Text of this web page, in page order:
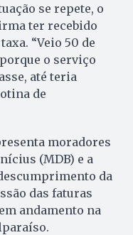
se repete, o
ter recebido
“Veio 50 de
o serviço
até teria
de
moradores
(MDB) e a
da
das faturas
andamento na